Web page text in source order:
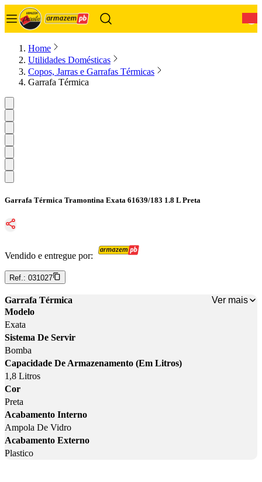
Home
Utilidades Domésticas
Copos, Jarras e Garrafas Térmicas
Garrafa Térmica
Garrafa Térmica Tramontina Exata 61639/183 1.8 L Preta
Vendido e entregue por:
Ref.: 031027
Garrafa Térmica
Ver mais
Modelo
Exata
Sistema De Servir
Bomba
Capacidade De Armazenamento (Em Litros)
1,8 Litros
Cor
Preta
Acabamento Interno
Ampola De Vidro
Acabamento Externo
Plastico